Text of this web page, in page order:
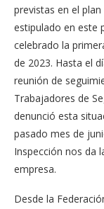
previstas en el
estipulado en este
celebrado la
de 2023. Hasta el
reunión de
Trabajadores de
denunció esta
pasado mes de
Inspección nos da
empresa.
Desde la